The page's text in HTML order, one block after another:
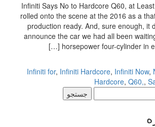
Infiniti Says No to Hardcore Q60, at
rolled onto the scene at the 2016 as a
production ready. And, sure enough,
announce the car we had all been
horsepower four-cylinder in
Infiniti for,Infiniti Hardcore,Infiniti
Hardcore,Q60,,